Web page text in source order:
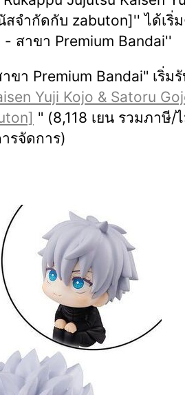
สจำกัดกับ zabuton]'' ได้เริ่
สาขา Premium Bandai''
ขา Premium Bandai" เริ่ม
Yuji Kojo & Satoru
" (8,118 เยน รวมภาษี/
รจัดการ)